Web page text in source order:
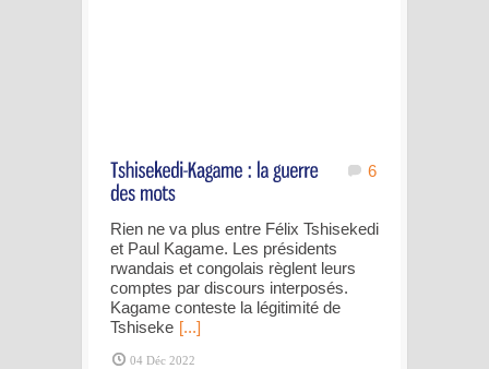
6
Rien ne va plus entre Félix Tshisekedi
et Paul Kagame. Les présidents
rwandais et congolais règlent leurs
comptes par discours interposés.
Kagame conteste la légitimité de
Tshiseke [...]
04 Déc 2022